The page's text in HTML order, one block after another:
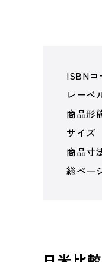
ISBNコ
レーベ
商品形
サイズ
商品寸
総ペー